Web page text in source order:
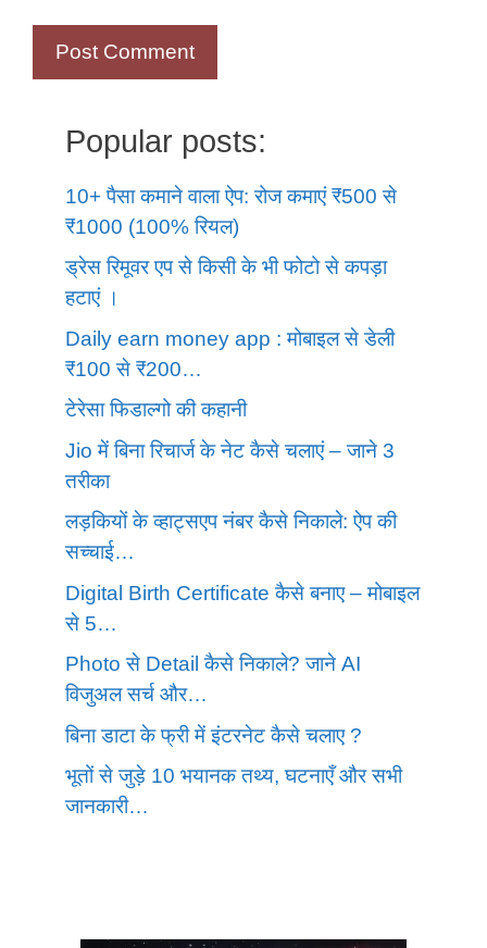
Popular posts:
10+ पैसा कमाने वाला ऐप: रोज कमाएं ₹500 से
₹1000 (100% रियल)
ड्रेस रिमूवर एप से किसी के भी फोटो से कपड़ा
हटाएं ।
Daily earn money app : मोबाइल से डेली
₹100 से ₹200…
टेरेसा फिडाल्गो की कहानी
Jio में बिना रिचार्ज के नेट कैसे चलाएं – जाने 3
तरीका
लड़कियों के व्हाट्सएप नंबर कैसे निकाले: ऐप की
सच्चाई…
Digital Birth Certificate कैसे बनाए – मोबाइल
से 5…
Photo से Detail कैसे निकाले? जाने AI
विजुअल सर्च और…
बिना डाटा के फ्री में इंटरनेट कैसे चलाए ?
भूतों से जुड़े 10 भयानक तथ्य, घटनाएँ और सभी
जानकारी…